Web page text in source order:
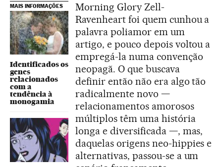
MAIS INFORMAÇÕES
Identificados os
genes
relacionados
com a
tendência à
monogamia
Morning Glory Zell-
Ravenheart foi quem cunhou a
palavra poliamor em um
artigo, e pouco depois voltou a
empregá-la numa convenção
neopagã. O que buscava
definir então não era algo tão
radicalmente novo —
relacionamentos amorosos
múltiplos têm uma história
longa e diversificada —, mas,
daquelas origens neo-hippies e
alternativas, passou-se a um